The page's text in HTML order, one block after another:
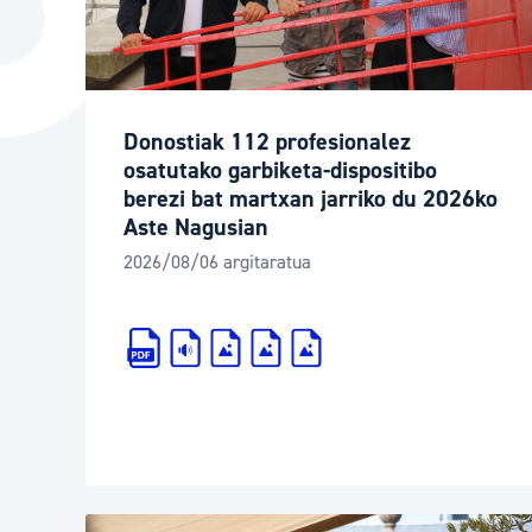
Hiria
Hiria orain
Etorkizuneko hiria
Albisteak
Donostiak 112 profesionalez
osatutako garbiketa-dispositibo
berezi bat martxan jarriko du 2026ko
Aste Nagusian
2026/08/06 argitaratua